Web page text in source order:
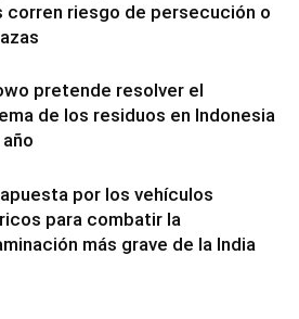
corren riesgo de persecución o
pretende resolver el
de los residuos en Indonesia
por los vehículos
para combatir la
más grave de la India